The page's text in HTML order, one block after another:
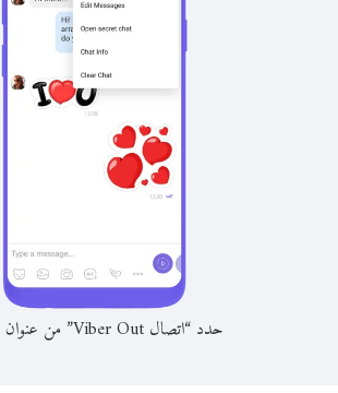
حدد “اتصال Viber Out” من عنوان المحادثة